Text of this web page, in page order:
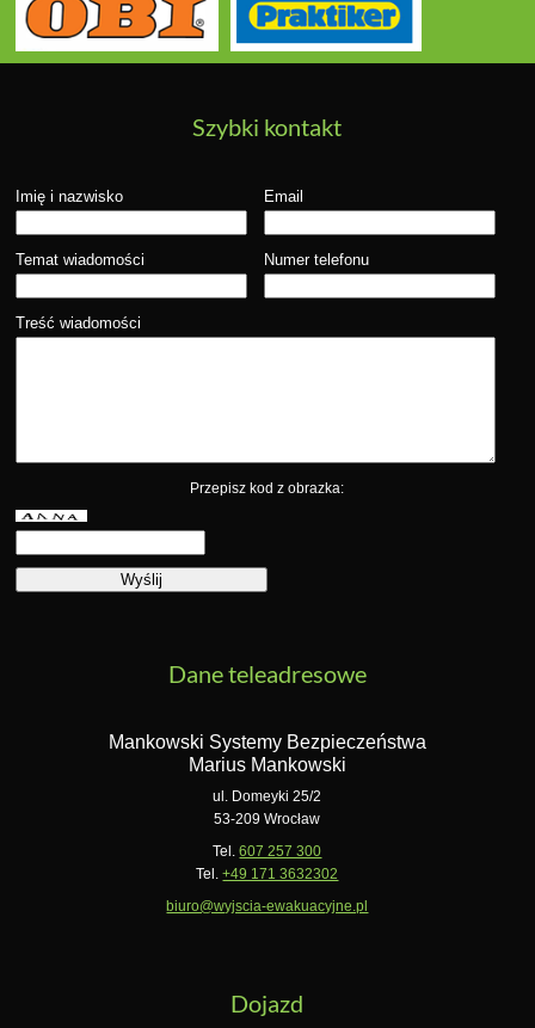
Szybki kontakt
Imię i nazwisko Email
Temat wiadomości Numer telefonu
Treść wiadomości
Przepisz kod z obrazka:
Dane teleadresowe
Mankowski Systemy Bezpieczeństwa
Marius Mankowski
ul. Domeyki 25/2
53-209 Wrocław
Tel.607 257 300
Tel.+49 171 3632302
biuro@wyjscia-ewakuacyjne.pl
Dojazd